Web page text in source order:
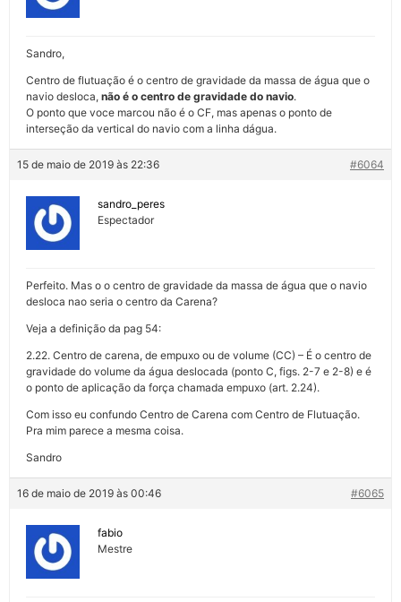
Sandro,
Centro de flutuação é o centro de gravidade da massa de água que o
navio desloca, não é o centro de gravidade do navio.
O ponto que voce marcou não é o CF, mas apenas o ponto de
interseção da vertical do navio com a linha dágua.
15 de maio de 2019 às 22:36 #6064
sandro_peres
Espectador
Perfeito. Mas o o centro de gravidade da massa de água que o navio
desloca nao seria o centro da Carena?
Veja a definição da pag 54:
2.22. Centro de carena, de empuxo ou de volume (CC) – É o centro de
gravidade do volume da água deslocada (ponto C, figs. 2-7 e 2-8) e é
o ponto de aplicação da força chamada empuxo (art. 2.24).
Com isso eu confundo Centro de Carena com Centro de Flutuação.
Pra mim parece a mesma coisa.
Sandro
16 de maio de 2019 às 00:46 #6065
fabio
Mestre